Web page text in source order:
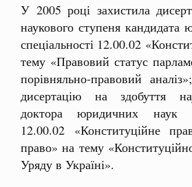
У 2005 році захистила
наукового ступеня кандидата
спеціальності 12.00.02
тему «Правовий статус
порівняльно-правовий
дисертацію на здобуття
доктора юридичних наук
12.00.02 «Конституційне
право» на тему
Уряду в Україні».